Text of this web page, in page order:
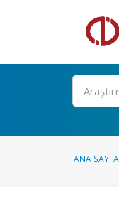
Ara
ANA SAYFA